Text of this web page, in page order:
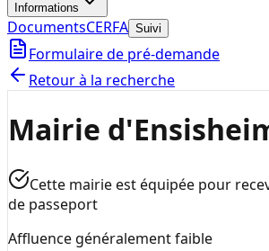
Informations
DocumentsCERFA Suivi
Formulaire de pré-demande
Retour à la recherche
Mairie
Cette mairie est équipée pour
de passeport
Affluence généralement faible